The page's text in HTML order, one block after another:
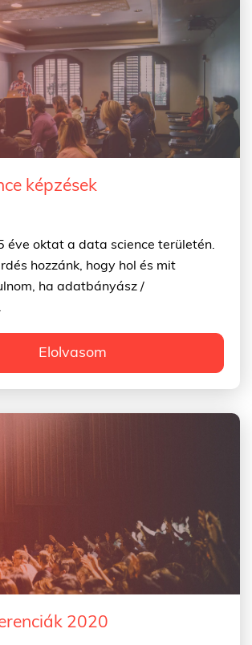
képzések
éve oktat a data science területén.
hozzánk, hogy hol és mit
ha adatbányász /
Elolvasom
2020